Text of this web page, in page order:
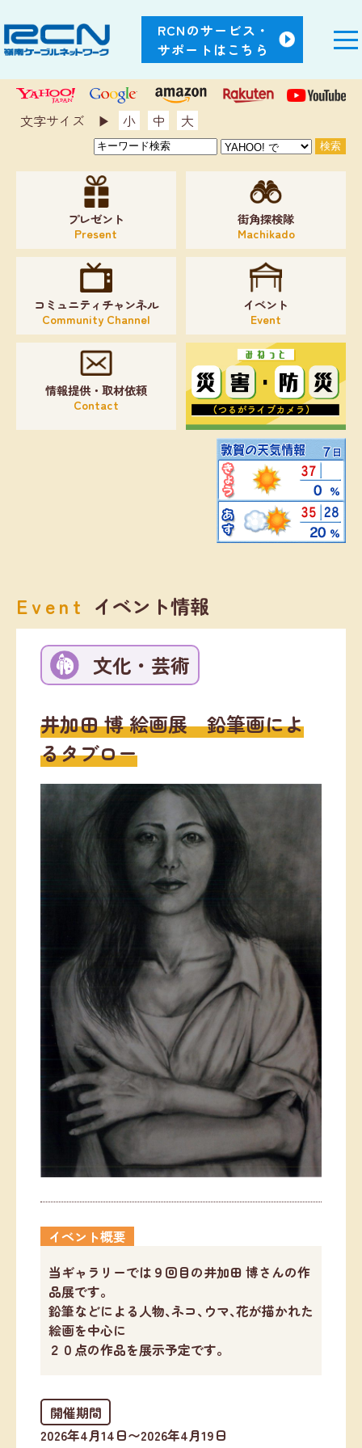
RCNのサービス・
サポートはこちら
文字サイズ ▶︎ 小 中 大
プレゼント
Present
街角探検隊
Machikado
コミュニティチャンネル
Community Channel
イベント
Event
情報提供・取材依頼
Contact
Event イベント情報
文化・芸術
井加田 博 絵画展 鉛筆画によ
るタブロー
イベント概要
当ギャラリーでは９回目の井加田 博さんの作
品展です。
鉛筆などによる人物､ネコ､ウマ､花が描かれた
絵画を中心に
２０点の作品を展示予定です。
開催期間
2026年4月14日〜2026年4月19日